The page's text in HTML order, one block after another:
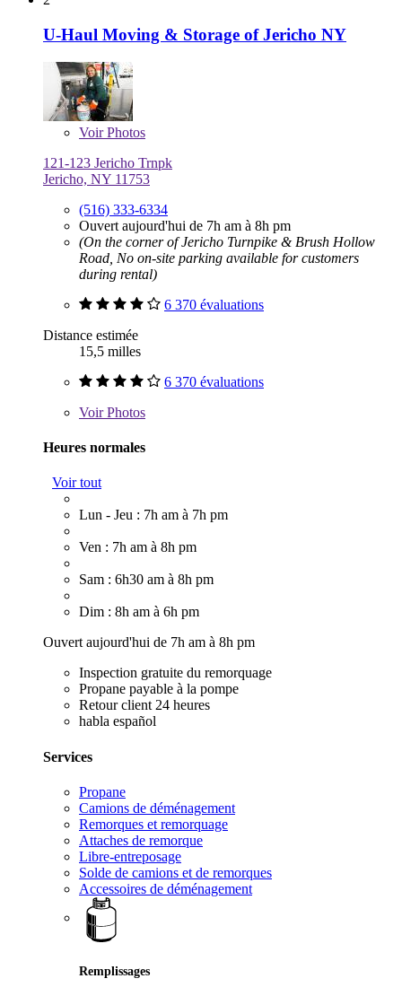
U-Haul Moving & Storage of Jericho NY
VoirPhotos
121-123 Jericho Trnpk
Jericho, NY 11753
(516) 333-6334
Ouvert aujourd'hui de 7h am à 8h pm
(On the corner of Jericho Turnpike & Brush Hollow
Road, No on-site parking available for customers
during rental)
6 370 évaluations
Distance estimée
15,5 milles
6 370 évaluations
VoirPhotos
Heures normales
Voir tout
Lun - Jeu : 7h am à 7h pm
Ven : 7h am à 8h pm
Sam : 6h30 am à 8h pm
Dim : 8h am à 6h pm
Ouvert aujourd'hui de 7h am à 8h pm
Inspection gratuite du remorquage
Propane payable à la pompe
Retour client 24 heures
habla español
Services
Propane
Camions de déménagement
Remorques et remorquage
Attaches de remorque
Libre-entreposage
Solde de camions et de remorques
Accessoires de déménagement
Remplissages